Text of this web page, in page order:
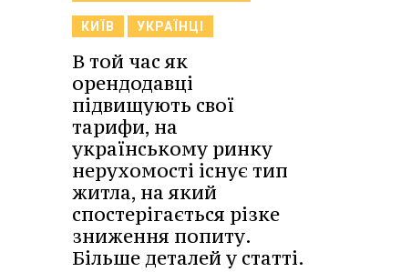
КИЇВ УКРАЇНЦІ
В той час як
орендодавці
підвищують свої
тарифи, на
українському ринку
нерухомості існує тип
житла, на який
спостерігається різке
зниження попиту.
Більше деталей у статті.